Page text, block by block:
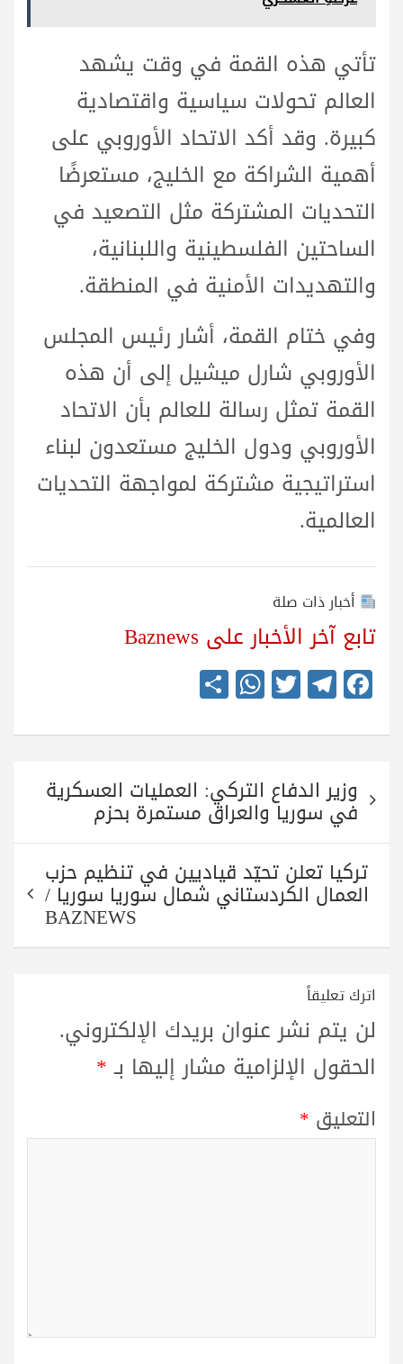
تأتي هذه القمة في وقت يشهد
العالم تحولات سياسية واقتصادية
كبيرة. وقد أكد الاتحاد الأوروبي على
أهمية الشراكة مع الخليج، مستعرضًا
التحديات المشتركة مثل التصعيد في
الساحتين الفلسطينية واللبنانية،
والتهديدات الأمنية في المنطقة.
وفي ختام القمة، أشار رئيس المجلس
الأوروبي شارل ميشيل إلى أن هذه
القمة تمثل رسالة للعالم بأن الاتحاد
الأوروبي ودول الخليج مستعدون لبناء
استراتيجية مشتركة لمواجهة التحديات
العالمية.
أخبار ذات صلة
تابع آخر الأخبار على Baznews
Fa
ce
bo
ok
Te
le
gr
a
m
T
wi
tte
r
W
ha
ts
A
pp
re
المقالات
وزير الدفاع التركي: العمليات العسكرية
في سوريا والعراق مستمرة بحزم
تركيا تعلن تحيّد قياديين في تنظيم حزب
العمال الكردستاني شمال سوريا سوريا /
BAZNEWS
اترك تعليقاً
لن يتم نشر عنوان بريدك الإلكتروني.
الحقول الإلزامية مشار إليها بـ*
التعليق *